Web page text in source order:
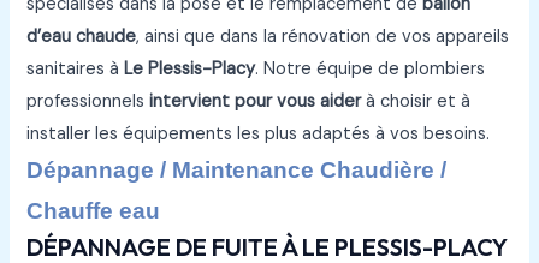
d’eau chaude, ainsi que dans la rénovation de vos appareils
sanitaires àLe Plessis-Placy. Notre équipe de plombiers
professionnelsintervient pour vous aiderà choisir et à
installer les équipements les plus adaptés à vos besoins.
Dépannage / Maintenance Chaudière /
Chauffe eau
DÉPANNAGE DE FUITE À LE PLESSIS-PLACY